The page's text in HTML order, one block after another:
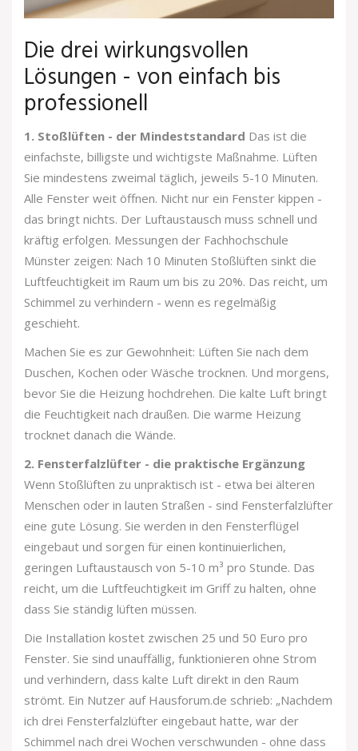
Die drei wirkungsvollen
Lösungen - von einfach bis
professionell
1. Stoßlüften - der Mindeststandard Das ist die
einfachste, billigste und wichtigste Maßnahme. Lüften
Sie mindestens zweimal täglich, jeweils 5-10 Minuten.
Alle Fenster weit öffnen. Nicht nur ein Fenster kippen -
das bringt nichts. Der Luftaustausch muss schnell und
kräftig erfolgen. Messungen der Fachhochschule
Münster zeigen: Nach 10 Minuten Stoßlüften sinkt die
Luftfeuchtigkeit im Raum um bis zu 20%. Das reicht, um
Schimmel zu verhindern - wenn es regelmäßig
geschieht.
Machen Sie es zur Gewohnheit: Lüften Sie nach dem
Duschen, Kochen oder Wäsche trocknen. Und morgens,
bevor Sie die Heizung hochdrehen. Die kalte Luft bringt
die Feuchtigkeit nach draußen. Die warme Heizung
trocknet danach die Wände.
2. Fensterfalzlüfter - die praktische Ergänzung
Wenn Stoßlüften zu unpraktisch ist - etwa bei älteren
Menschen oder in lauten Straßen - sind Fensterfalzlüfter
eine gute Lösung. Sie werden in den Fensterflügel
eingebaut und sorgen für einen kontinuierlichen,
geringen Luftaustausch von 5-10 m³ pro Stunde. Das
reicht, um die Luftfeuchtigkeit im Griff zu halten, ohne
dass Sie ständig lüften müssen.
Die Installation kostet zwischen 25 und 50 Euro pro
Fenster. Sie sind unauffällig, funktionieren ohne Strom
und verhindern, dass kalte Luft direkt in den Raum
strömt. Ein Nutzer auf Hausforum.de schrieb: „Nachdem
ich drei Fensterfalzlüfter eingebaut hatte, war der
Schimmel nach drei Wochen verschwunden - ohne dass